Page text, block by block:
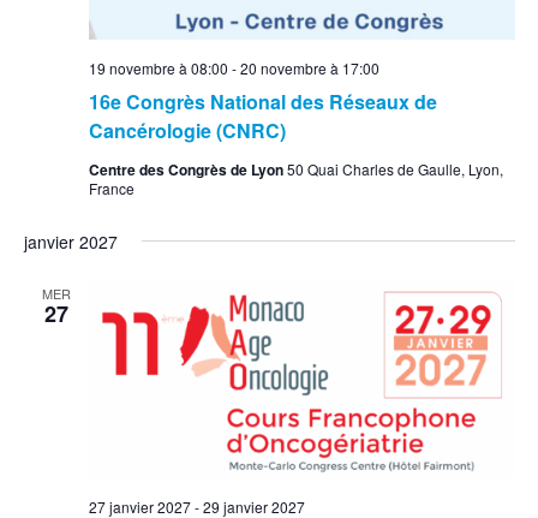
16e Congrès National des Réseaux de
Cancérologie (CNRC)
19 novembre à 08:00 -20 novembre à 17:00
Centre des Congrès de Lyon50 Quai Charles de Gaulle, Lyon,
France
janvier 2027
MER
27
27 janvier 2027-29 janvier 2027